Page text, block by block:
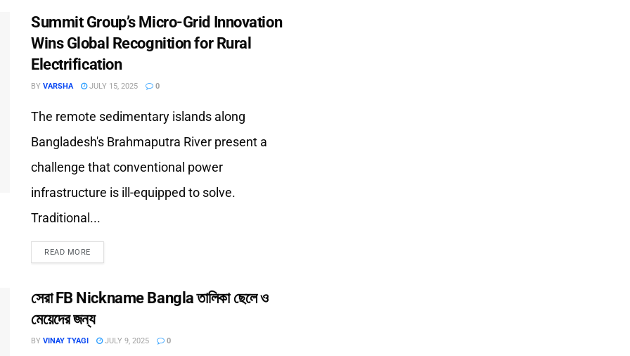
Summit Group’s Micro-Grid Innovation
Wins Global Recognition for Rural
Electrification
BY VARSHA JULY 15, 2025 0
The remote sedimentary islands along
Bangladesh's Brahmaputra River present a
challenge that conventional power
infrastructure is ill-equipped to solve.
Traditional...
READ MORE
সেরা FB Nickname Bangla তালিকা ছেলে ও
মেয়েদের জন্য
BY VINAY TYAGI JULY 9, 2025 0